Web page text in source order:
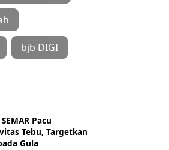
bjb DIGI
Pacu
Tebu, Targetkan
Gula